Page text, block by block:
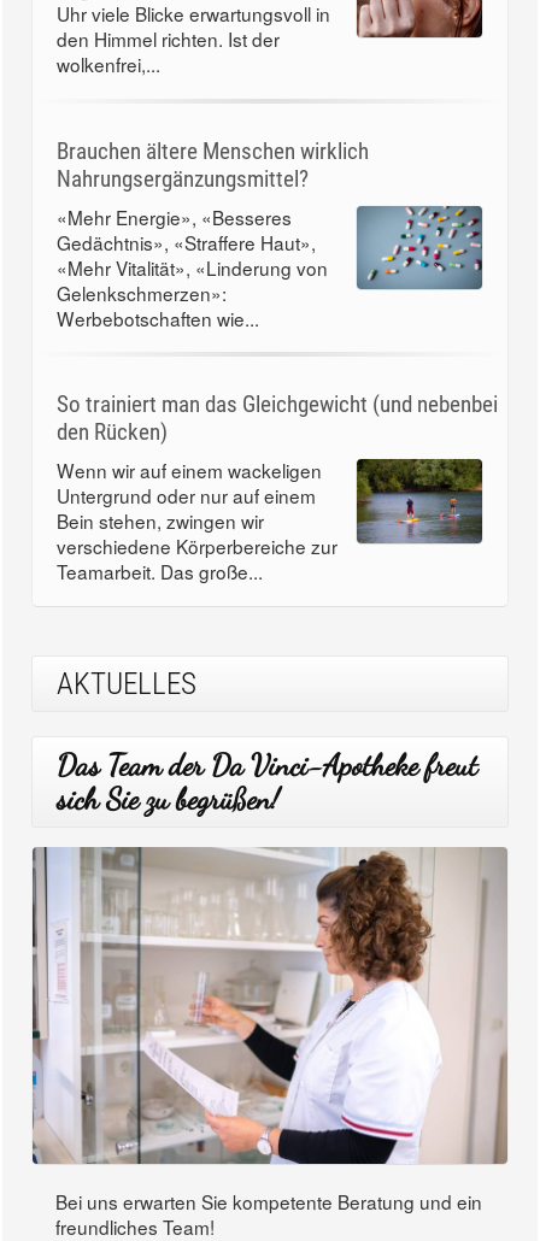
Uhr viele Blicke erwartungsvoll in
den Himmel richten. Ist der
wolkenfrei,...
Brauchen ältere Menschen wirklich
Nahrungsergänzungsmittel?
«Mehr Energie», «Besseres
Gedächtnis», «Straffere Haut»,
«Mehr Vitalität», «Linderung von
Gelenkschmerzen»:
Werbebotschaften wie...
So trainiert man das Gleichgewicht (und nebenbei
den Rücken)
Wenn wir auf einem wackeligen
Untergrund oder nur auf einem
Bein stehen, zwingen wir
verschiedene Körperbereiche zur
Teamarbeit. Das große...
AKTUELLES
Das Team der Da Vinci-Apotheke freut
sich Sie zu begrüßen!
Bei uns erwarten Sie kompetente Beratung und ein
freundliches Team!